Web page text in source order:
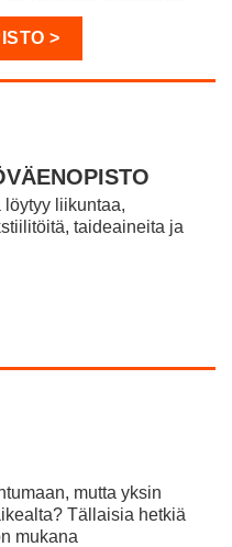
>
liikuntaa,
taideaineita ja
mutta yksin
Tällaisia hetkiä
mukana